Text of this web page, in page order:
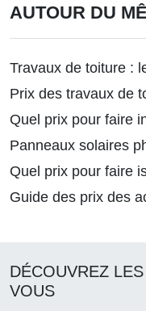
AUTOUR DU
Travaux de toiture :
Prix des travaux de
Quel prix pour faire
Panneaux solaires
Quel prix pour faire
Guide des prix des
DÉCOUVREZ
VOUS